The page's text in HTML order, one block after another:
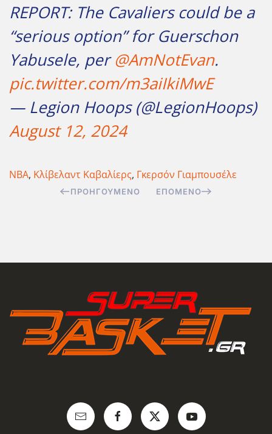
REPORT: The Cavaliers could be a
“serious option” for Guerschon
Yabusele, per@AmNotEvan.
pic.twitter.com/m3aiIkiMwE
— Legion Hoops (@LegionHoops)
August 12, 2024
NBA, Κλίβελαντ Καβαλίερς, Γκερσόν Γιαμπουσέλε
ΠΡΟΗΓΟΎΜΕΝΟ ΕΠΌΜΕΝΟ